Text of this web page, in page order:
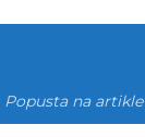
Popusta na artikle